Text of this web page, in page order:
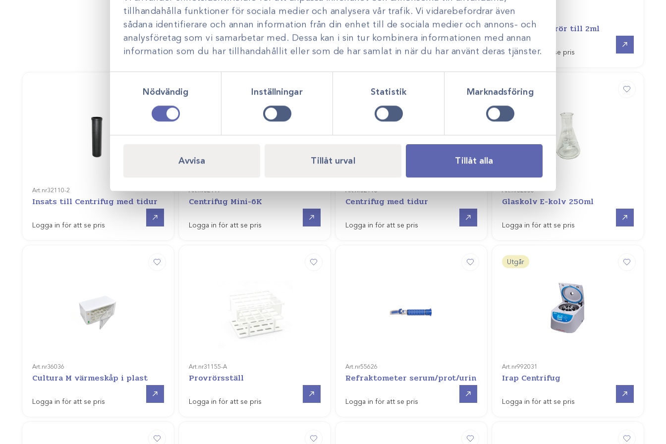
tillhandahålla funktioner för sociala medier och analysera vår trafik. Vi vidarebefordrar även
sådana identifierare och annan information från din enhet till de sociala medier och annons- och
analysföretag som vi samarbetar med. Dessa kan i sin tur kombinera informationen med annan
information som du har tillhandahållit eller som de har samlat in när du har använt deras tjänster.
Nödvändig
Inställningar Statistik Marknadsföring
Avvisa Tillåt urval Tillåt alla
Art.nr
Exigo ™ H400
Logga in för att se pris
Reduceringsrör till 2ml
Logga in för att se pris
Art.nr32110-2
Insats till Centrifug med tidur
Logga in för att se pris
Art.nr32117
Centrifug Mini-6K
Logga in för att se pris
Art.nr32110
Centrifug med tidur
Logga in för att se pris
Art.nr32000
Glaskolv E-kolv 250ml
Logga in för att se pris
Art.nr36036
Cultura M värmeskåp i plast
Logga in för att se pris
Art.nr31155-A
Provrörsställ
Logga in för att se pris
Art.nr55626
Refraktometer serum/prot/urin
Logga in för att se pris
Utgår
Art.nr992031
Irap Centrifug
Logga in för att se pris